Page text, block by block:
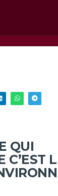
QUI
C’EST